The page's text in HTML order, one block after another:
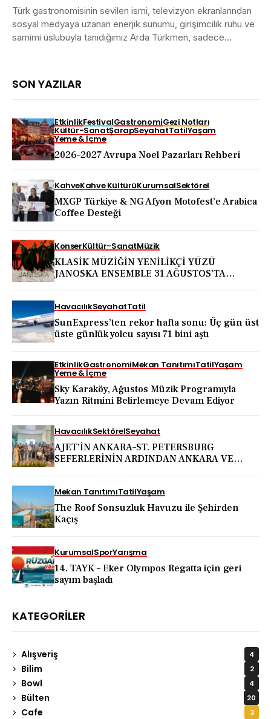
Türk gastronomisinin sevilen ismi, televizyon ekranlarından
sosyal medyaya uzanan enerjik sunumu, girişimcilik ruhu ve
samimi üslubuyla tanıdığımız Arda Türkmen, sadece
SON YAZILAR
EtkinlikFestivalGastronomiGezi Notları
Kültür-SanatŞarapSeyahatTatilYaşam
Yeme & İçme
2026–2027 Avrupa Noel Pazarları Rehberi
KahveKahve KültürüKurumsalSektörel
MXGP Türkiye & NG Afyon Motofest’e Arabica
Coffee Desteği
KonserKültür-SanatMüzik
KLASİK MÜZİĞİN YENİLİKÇİ YÜZÜ
JANOSKA ENSEMBLE 31 AĞUSTOS’TA
HavacılıkSeyahatTatil
SunExpress’ten rekor hafta sonu: Üç gün üst
üste günlük yolcu sayısı 71 bini aştı
EtkinlikGastronomiMekan TanıtımıTatilYaşam
Yeme & İçme
Sky Karaköy, Ağustos Müzik Programıyla
Yazın Ritmini Belirlemeye Devam Ediyor
HavacılıkSektörelSeyahat
AJET’İN ANKARA–ST. PETERSBURG
SEFERLERİNİN ARDINDAN ANKARA VE
Mekan TanıtımıTatilYaşam
The Roof Sonsuzluk Havuzu ile Şehirden
Kaçış
KurumsalSporYarışma
14. TAYK – Eker Olympos Regatta için geri
sayım başladı
KATEGORILER
Alışveriş 4
Bilim 2
Bowl 4
Bülten 20
Cafe 3